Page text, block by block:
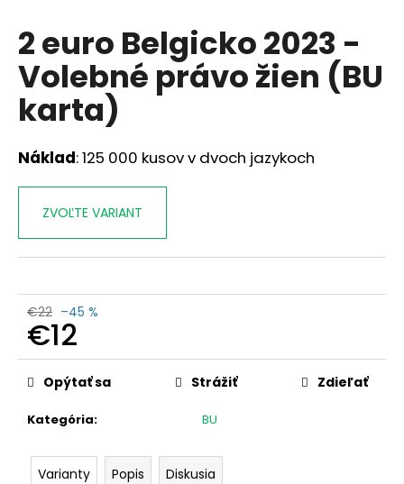
2 euro Belgicko 2023 -
Volebné právo žien (BU
karta)
Náklad: 125 000 kusov v dvoch jazykoch
ZVOĽTE VARIANT
€22 –45 %
€12
Jednotková
cena:
Kategória: BU
Opýtať sa Strážiť Zdieľať
Varianty Popis Diskusia
j
s
ť
?
O
d
p
o
r
ú
a